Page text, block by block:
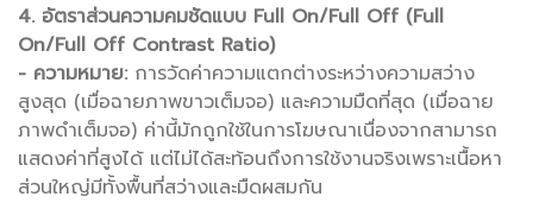
4. อัตราส่วนความคมชัดแบบ Full On/Full Off (Full
On/Full Off Contrast Ratio)
- ความหมาย:การวัดค่าความแตกต่างระหว่างความสว่าง
สูงสุด (เมื่อฉายภาพขาวเต็มจอ) และความมืดที่สุด (เมื่อฉาย
ภาพดำเต็มจอ) ค่านี้มักถูกใช้ในการโฆษณาเนื่องจากสามารถ
แสดงค่าที่สูงได้ แต่ไม่ได้สะท้อนถึงการใช้งานจริงเพราะเนื้อหา
ส่วนใหญ่มีทั้งพื้นที่สว่างและมืดผสมกัน